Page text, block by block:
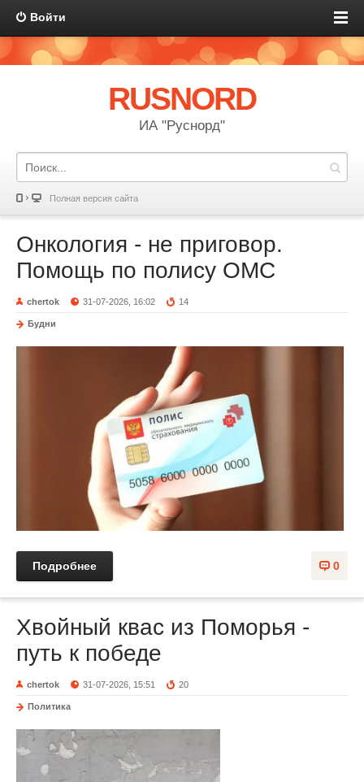
Войти
RUSNORD
ИА "Руснорд"
Полная версия сайта
Онкология - не приговор.
Помощь по полису ОМС
chertok 31-07-2026, 16:02 14
Будни
0
Подробнее
Хвойный квас из Поморья -
путь к победе
chertok 31-07-2026, 15:51 20
Политика